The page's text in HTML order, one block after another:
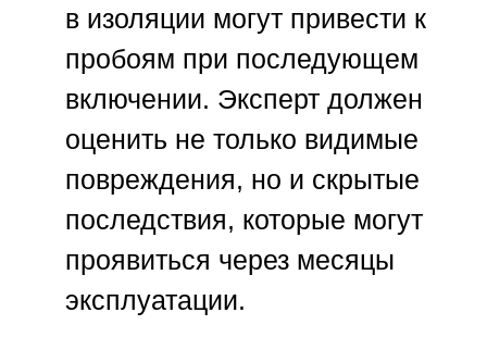
в изоляции могут привести к
пробоям при последующем
включении. Эксперт должен
оценить не только видимые
повреждения, но и скрытые
последствия, которые могут
проявиться через месяцы
эксплуатации.